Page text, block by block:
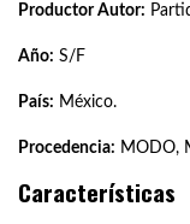
Productor Autor:
Año: S/F
País: México.
Procedencia: MODO,
Características